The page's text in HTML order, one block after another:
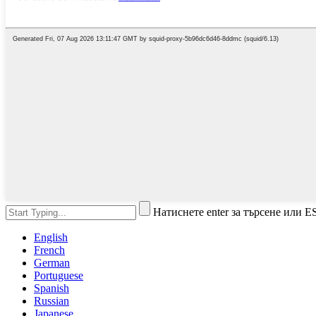
Натиснете enter за търсене или
English
French
German
Portuguese
Spanish
Russian
Japanese